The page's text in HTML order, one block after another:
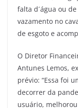
falta d´água ou
vazamento no
de esgoto e
O Diretor
Antunes Lemos,
prévio: “Essa foi
decorrer da
usuário,